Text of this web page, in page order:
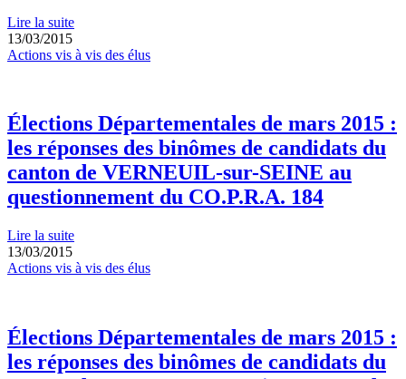
Lire la suite
13/03/2015
Actions vis à vis des élus
Élections Départementales de mars 2015 :
les réponses des binômes de candidats du
canton de VERNEUIL-sur-SEINE au
questionnement du CO.P.R.A. 184
Lire la suite
13/03/2015
Actions vis à vis des élus
Élections Départementales de mars 2015 :
les réponses des binômes de candidats du